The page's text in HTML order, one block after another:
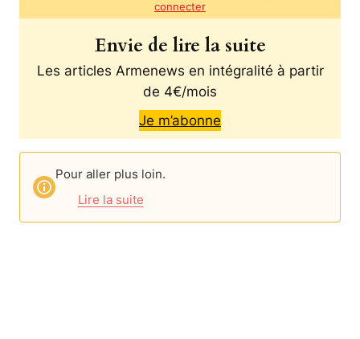
connecter
Envie de lire la suite
Les articles Armenews en intégralité à partir
de 4€/mois
Je m’abonne
Pour aller plus loin.
Lire la suite